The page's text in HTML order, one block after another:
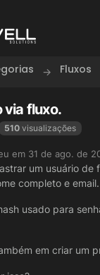
Fluxos
via fluxo.
510 visualizações
em 31 de ago. de
por
um usuário de
completo e email.
usado para
em criar um